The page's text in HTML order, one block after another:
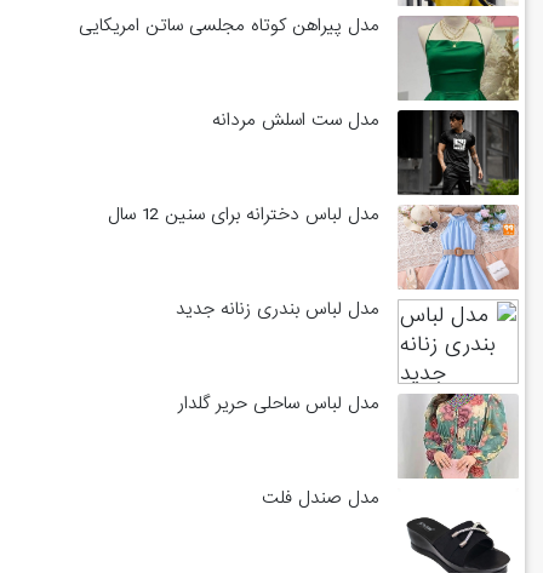
مدل پیراهن کوتاه مجلسی ساتن امریکایی
مدل ست اسلش مردانه
مدل لباس دخترانه برای سنین 12 سال
مدل لباس بندری زنانه جدید
مدل لباس ساحلی حریر گلدار
مدل صندل فلت